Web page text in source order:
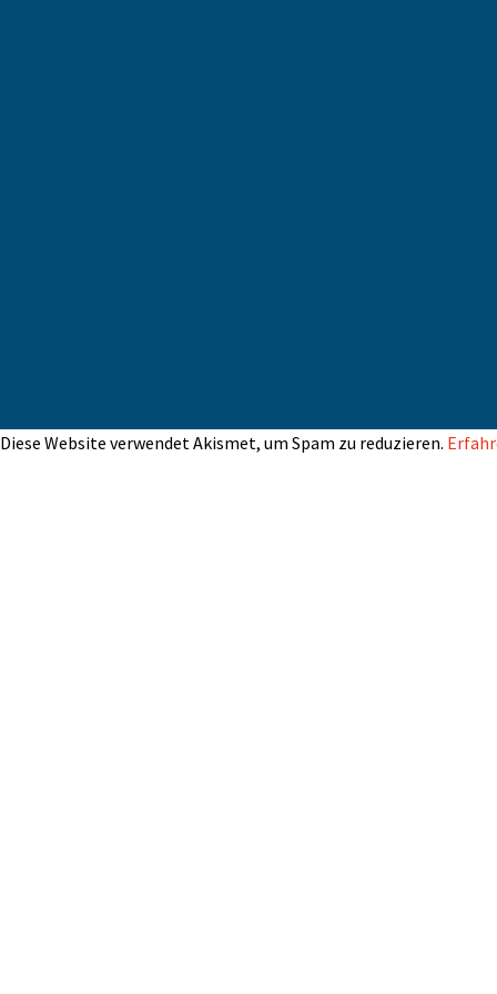
Diese Website verwendet Akismet, um Spam zu reduzieren.